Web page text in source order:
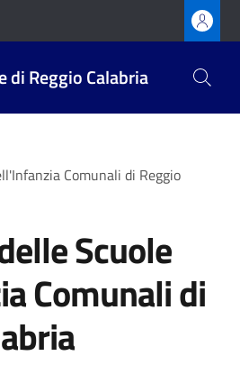
di Reggio Calabria
Comunali di Reggio
Scuole
Comunali di